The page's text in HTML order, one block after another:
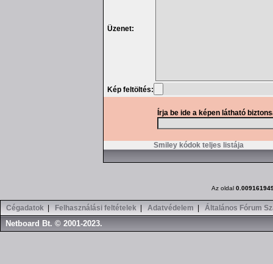
Üzenet:
Kép feltöltés:
Írja be ide a képen látható
Smiley kódok teljes listája
Az oldal
Cégadatok Felhasználási feltételek Adatvédelem Általános Fórum
Netboard Bt. © 2001-2023.